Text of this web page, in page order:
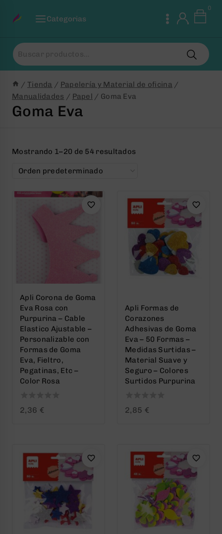
Categorias
0
Buscar
por:
/ Tienda / Papelería y Material de oficina /
Manualidades / Papel / Goma Eva
Goma Eva
Mostrando 1–20 de 54 resultados
Apli Corona de Goma
Eva Rosa con
Purpurina – Cable
Elastico Ajustable –
Personalizable con
Formas de Goma
Eva, Fieltro,
Pegatinas, Etc –
Color Rosa
0
2,36 €
Apli Formas de
Corazones
Adhesivas de Goma
Eva – 50 Formas –
Medidas Surtidas –
Material Suave y
Seguro – Colores
Surtidos Purpurina
0
2,85 €